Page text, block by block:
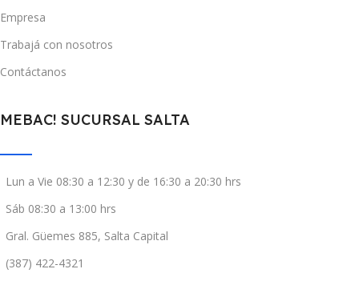
Empresa
Trabajá con nosotros
Contáctanos
MEBAC! SUCURSAL SALTA
Lun a Vie 08:30 a 12:30 y de 16:30 a 20:30 hrs
Sáb 08:30 a 13:00 hrs
Gral. Güemes 885, Salta Capital
(387) 422-4321